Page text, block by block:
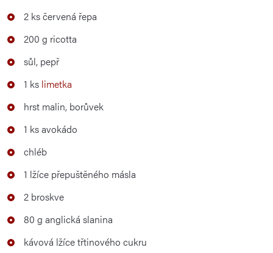
2 ks červená řepa
200 g ricotta
sůl, pepř
1 ks limetka
hrst malin, borůvek
1 ks avokádo
chléb
1 lžíce přepuštěného másla
2 broskve
80 g anglická slanina
kávová lžíce třtinového cukru